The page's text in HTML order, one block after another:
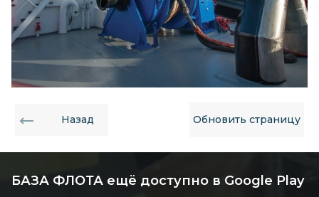
Назад Обновить страницу
БАЗА ФЛОТА ещё доступно в Google Play